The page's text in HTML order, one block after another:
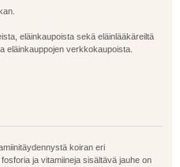
eläinkaupoista sekä eläinlääkäreiltä
eläinkauppojen verkkokaupoista.
koiran eri
ja vitamiineja sisältävä jauhe on